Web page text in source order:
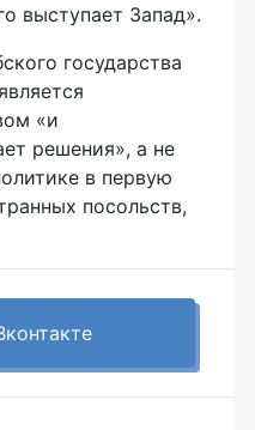
выступает Запад».
государства
«и
решения», а не
в первую
посольств,